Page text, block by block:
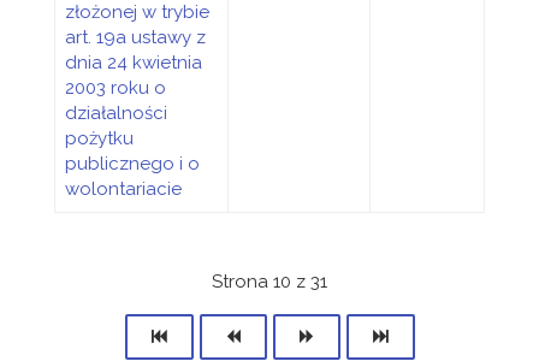
złożonej w trybie
art. 19a ustawy z
dnia 24 kwietnia
2003 roku o
działalności
pożytku
publicznego i o
wolontariacie
Strona 10 z 31